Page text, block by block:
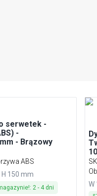
serwetek -
-
- Brązowy
ABS
H 150 mm
: 2 - 4 dni
W